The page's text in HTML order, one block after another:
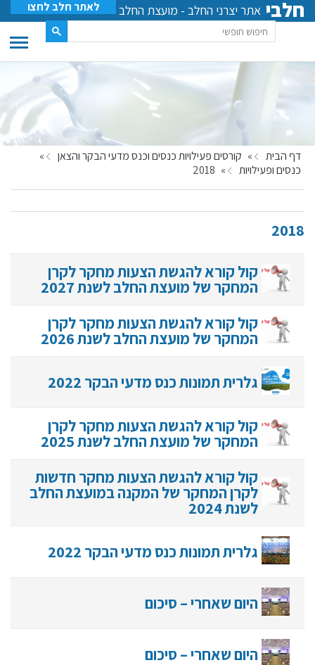
חלבי אתר יצרני החלב - מועצת החלב לאתר חלב לחצו
דף הבית » קורסים פעילויות כנסים וכנס מדעי הבקר והצאן
»
כנסים ופעילויות
»
2018
2018
קול קורא להגשת הצעות מחקר לקרן
המחקר של מועצת החלב לשנת 2027
קול קורא להגשת הצעות מחקר לקרן
המחקר של מועצת החלב לשנת 2026
גלרית תמונות כנס מדעי הבקר 2022
קול קורא להגשת הצעות מחקר לקרן
המחקר של מועצת החלב לשנת 2025
קול קורא להגשת הצעות מחקר חדשות
לקרן המחקר של המקנה במועצת החלב
לשנת 2024
גלרית תמונות כנס מדעי הבקר 2022
היום שאחרי – סיכום
היום שאחרי – סיכום